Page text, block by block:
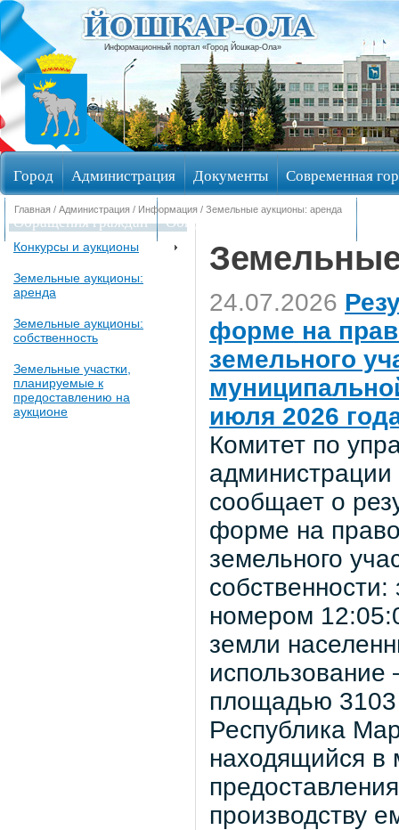
Информационный портал «Город Йошкар-Ола»
Город Администрация Документы Современная
Обращения граждан Общественные обсуждения
Главная / Администрация / Информация / Земельные аукционы: аренда
Конкурсы и аукционы
Земельные аукционы:
аренда
Земельные аукционы:
собственность
Земельные участки,
планируемые к
предоставлению на
аукционе
24.07.2026
форме на
земельного
июля 2026
Комитет по
администрации
сообщает о
форме на
земельного
номером
земли
использование
площадью 3103
Республика
находящийся в
производству